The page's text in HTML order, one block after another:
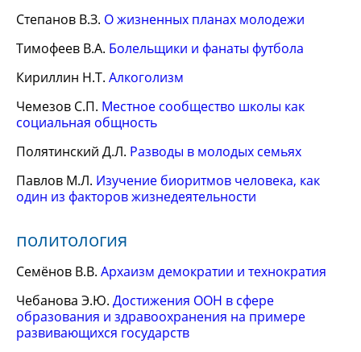
Степанов В.З. О жизненных планах молодежи
Тимофеев В.А. Болельщики и фанаты футбола
Кириллин Н.Т. Алкоголизм
Чемезов С.П. Местное сообщество школы как
социальная общность
Полятинский Д.Л. Разводы в молодых семьях
Павлов М.Л. Изучение биоритмов человека, как
один из факторов жизнедеятельности
политология
Семёнов В.В. Архаизм демократии и технократия
Чебанова Э.Ю. Достижения ООН в сфере
образования и здравоохранения на примере
развивающихся государств